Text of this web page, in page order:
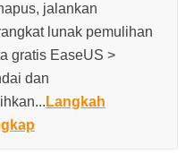
jalankan
lunak pemulihan
gratis EaseUS >
dan
Langkah